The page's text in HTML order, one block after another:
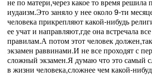
иудаизм.Это заняло у нее около 9-ти
человека прикрепляют какой-нибудь
ее учат и направляют,где она встречала
правилам.А потом этот человек должен,так
экзамен раввинами.И не все проходят с
сложный экзамен.Я думаю что это самый
в жизни человека,сложнее чем какой-